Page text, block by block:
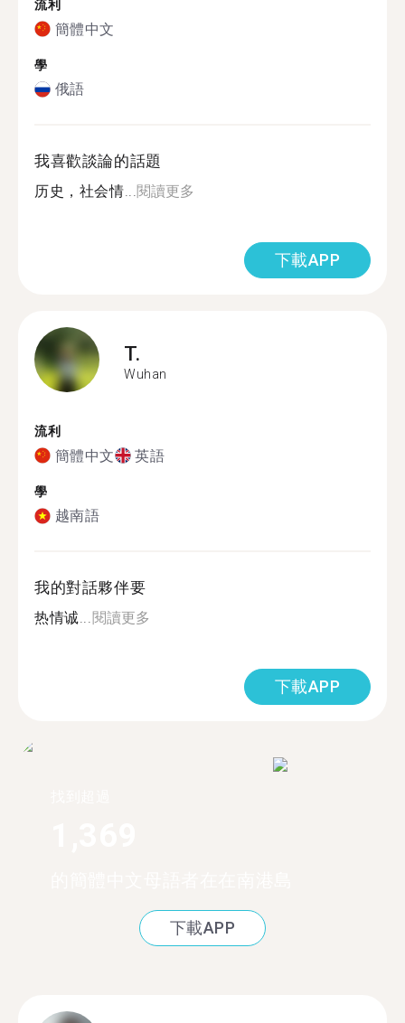
流利
簡體中文
學
俄語
我喜歡談論的話題
历史，社会情...閱讀更多
下載APP
T.
Wuhan
流利
簡體中文 英語
學
越南語
我的對話夥伴要
热情诚...閱讀更多
下載APP
下載APP